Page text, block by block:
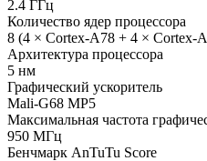
2.4 ГГц
Количество ядер процессора
8 (4 × Cortex-A78 + 4 × Cortex-
Архитектура процессора
5 нм
Графический ускоритель
Mali-G68 MP5
Максимальная частота
950 МГц
Бенчмарк AnTuTu Score